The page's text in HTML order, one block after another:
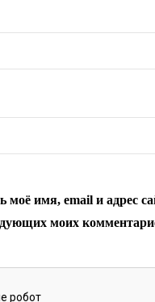
моё имя, email и адрес
моих